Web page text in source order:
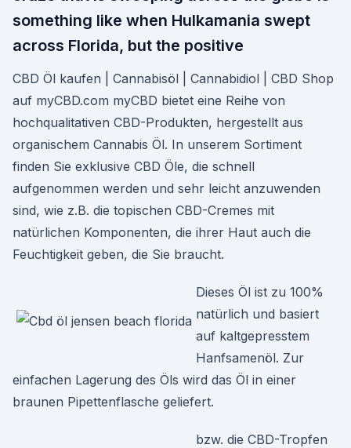
something like when Hulkamania swept
across Florida, but the positive
CBD Öl kaufen | Cannabisöl | Cannabidiol | CBD Shop
auf myCBD.com myCBD bietet eine Reihe von
hochqualitativen CBD-Produkten, hergestellt aus
organischem Cannabis Öl. In unserem Sortiment
finden Sie exklusive CBD Öle, die schnell
aufgenommen werden und sehr leicht anzuwenden
sind, wie z.B. die topischen CBD-Cremes mit
natürlichen Komponenten, die ihrer Haut auch die
Feuchtigkeit geben, die Sie braucht.
Dieses Öl ist zu 100%
natürlich und basiert
auf kaltgepresstem
Hanfsamenöl. Zur
einfachen Lagerung des Öls wird das Öl in einer
braunen Pipettenflasche geliefert.
bzw. die CBD-Tropfen